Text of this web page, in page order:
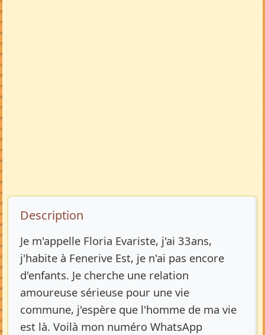
Description de l’annonce
Description
Je m'appelle Floria Evariste, j'ai 33ans,
j'habite à Fenerive Est, je n'ai pas encore
d'enfants. Je cherche une relation
amoureuse sérieuse pour une vie
commune, j'espère que l'homme de ma vie
est là. Voilà mon numéro WhatsApp